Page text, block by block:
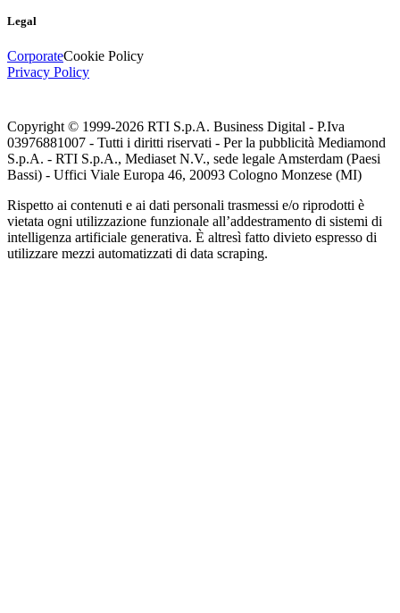
Legal
CorporateCookie Policy
Privacy Policy
Copyright © 1999-2026 RTI S.p.A. Business Digital - P.Iva
03976881007 - Tutti i diritti riservati - Per la pubblicità Mediamond
S.p.A. - RTI S.p.A., Mediaset N.V., sede legale Amsterdam (Paesi
Bassi) - Uffici Viale Europa 46, 20093 Cologno Monzese (MI)
Rispetto ai contenuti e ai dati personali trasmessi e/o riprodotti è
vietata ogni utilizzazione funzionale all’addestramento di sistemi di
intelligenza artificiale generativa. È altresì fatto divieto espresso di
utilizzare mezzi automatizzati di data scraping.